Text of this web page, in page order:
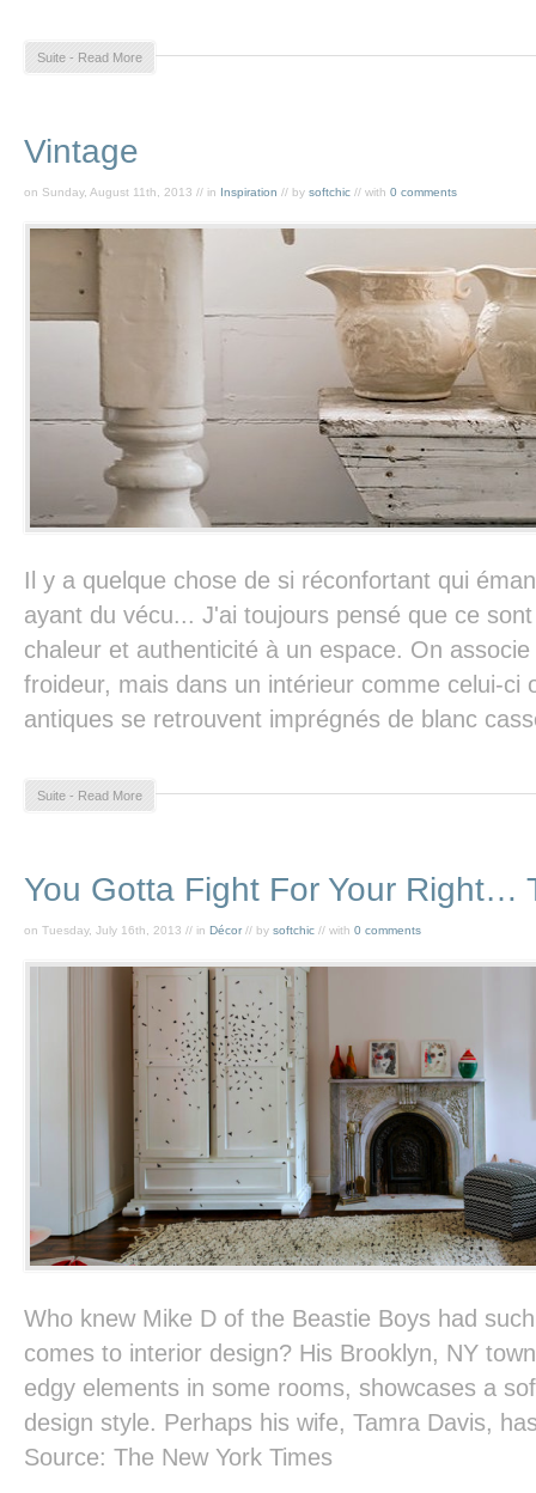
Suite - Read More
Vintage
on Sunday, August 11th, 2013 // in Inspiration // by softchic // with 0 comments
Il y a quelque chose de si réconfortant qui
ayant du vécu... J'ai toujours pensé que ce
chaleur et authenticité à un espace. On
froideur, mais dans un intérieur comme celui-ci
antiques se retrouvent imprégnés de blanc
Suite - Read More
You Gotta Fight For Your Right…
on Tuesday, July 16th, 2013 // in Décor // by softchic // with 0 comments
Who knew Mike D of the Beastie Boys had
comes to interior design? His Brooklyn, NY
edgy elements in some rooms, showcases a
design style. Perhaps his wife, Tamra Davis,
Source: The New York Times